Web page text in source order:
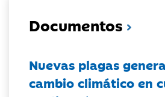
Documentos
Nuevas plagas
cambio climático en